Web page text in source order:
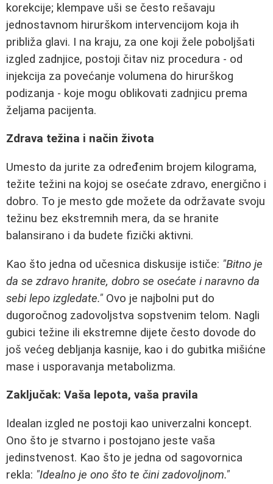
korekcije; klempave uši se često rešavaju
jednostavnom hirurškom intervencijom koja ih
približa glavi. I na kraju, za one koji žele poboljšati
izgled zadnjice, postoji čitav niz procedura - od
injekcija za povećanje volumena do hirurškog
podizanja - koje mogu oblikovati zadnjicu prema
željama pacijenta.
Zdrava težina i način života
Umesto da jurite za određenim brojem kilograma,
težite težini na kojoj se osećate zdravo, energično i
dobro. To je mesto gde možete da održavate svoju
težinu bez ekstremnih mera, da se hranite
balansirano i da budete fizički aktivni.
Kao što jedna od učesnica diskusije ističe: "Bitno je
da se zdravo hranite, dobro se osećate i naravno da
sebi lepo izgledate." Ovo je najbolni put do
dugoročnog zadovoljstva sopstvenim telom. Nagli
gubici težine ili ekstremne dijete često dovode do
još većeg debljanja kasnije, kao i do gubitka mišićne
mase i usporavanja metabolizma.
Zaključak: Vaša lepota, vaša pravila
Idealan izgled ne postoji kao univerzalni koncept.
Ono što je stvarno i postojano jeste vaša
jedinstvenost. Kao što je jedna od sagovornica
rekla: "Idealno je ono što te čini zadovoljnom."